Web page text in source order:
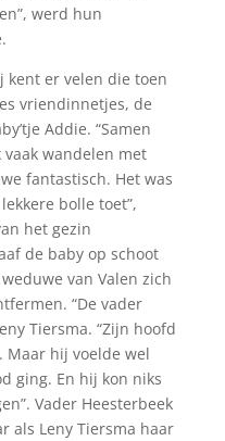
werd hun
kent er velen die toen
vriendinnetjes, de
Addie. “Samen
wandelen met
fantastisch. Het was
bolle toet”,
het gezin
de baby op schoot
van Valen zich
“De vader
Tiersma. “Zijn hoofd
Maar hij voelde wel
ging. En hij kon niks
Vader Heesterbeek
als Leny Tiersma haar